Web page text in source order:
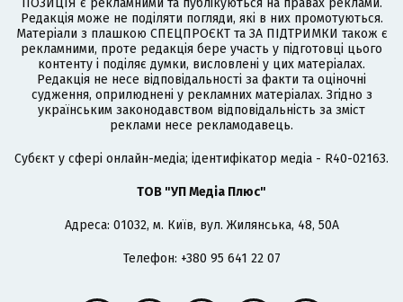
ПОЗИЦІЯ є рекламними та публікуються на правах реклами.
Редакція може не поділяти погляди, які в них промотуються.
Матеріали з плашкою СПЕЦПРОЄКТ та ЗА ПІДТРИМКИ також є
рекламними, проте редакція бере участь у підготовці цього
контенту і поділяє думки, висловлені у цих матеріалах.
Редакція не несе відповідальності за факти та оціночні
судження, оприлюднені у рекламних матеріалах. Згідно з
українським законодавством відповідальність за зміст
реклами несе рекламодавець.
Cубєкт у сфері онлайн-медіа; ідентифікатор медіа - R40-02163.
ТОВ "УП Медіа Плюс"
Адреса: 01032, м. Київ, вул. Жилянська, 48, 50А
Телефон: +380 95 641 22 07